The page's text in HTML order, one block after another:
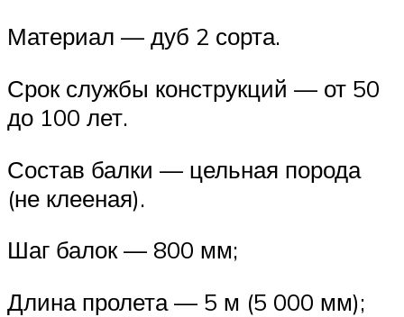
Материал — дуб 2 сорта.
Срок службы конструкций — от 50
до 100 лет.
Состав балки — цельная порода
(не клееная).
Шаг балок — 800 мм;
Длина пролета — 5 м (5 000 мм);